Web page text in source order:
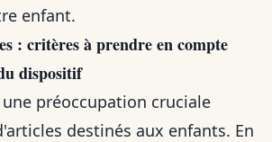
enfant.
: critères à prendre en compte
dispositif
préoccupation cruciale
destinés aux enfants. En